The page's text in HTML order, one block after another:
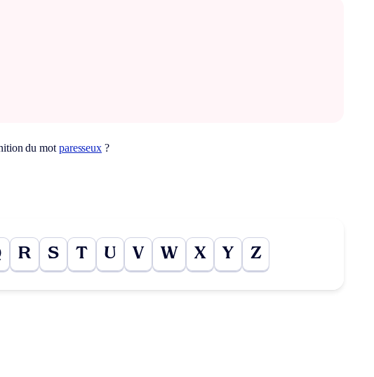
du mot paresseux ?
R S T U V W X Y Z